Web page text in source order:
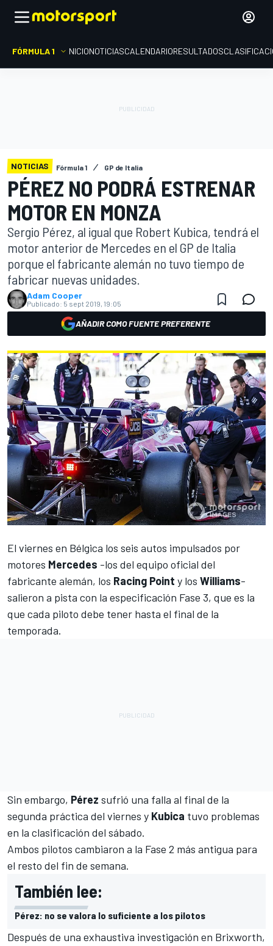
FÓRMULA 1 INICIONOTICIASCALENDARIORESULTADOS
NOTICIAS Fórmula 1 GP de Italia
PÉREZ NO PODRÁ ESTRENAR
MOTOR EN MONZA
Sergio Pérez, al igual que Robert Kubica, tendrá el
motor anterior de Mercedes en el GP de Italia
porque el fabricante alemán no tuvo tiempo de
fabricar nuevas unidades.
Adam Cooper
Publicado: 5 sept 2019, 19:05
AÑADIR COMO FUENTE PREFERENTE
El viernes en Bélgica los seis autos impulsados por
motores Mercedes -los del equipo oficial del
fabricante alemán, los Racing Point y los Williams-
salieron a pista con la especificación Fase 3, que es la
que cada piloto debe tener hasta el final de la
temporada.
Sin embargo, Pérez sufrió una falla al final de la
segunda práctica del viernes y Kubica tuvo problemas
en la clasificación del sábado.
Ambos pilotos cambiaron a la Fase 2 más antigua para
el resto del fin de semana.
También lee:
Pérez: no se valora lo suficiente a los pilotos
Después de una exhaustiva investigación en Brixworth,